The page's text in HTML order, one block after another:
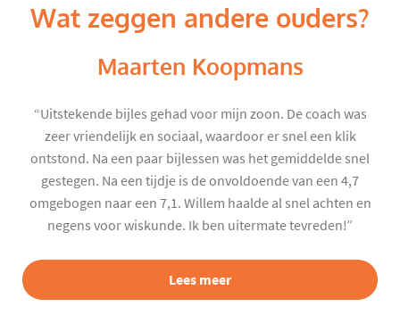
Wat zeggen andere ouders?
Maarten Koopmans
“Uitstekende bijles gehad voor mijn zoon. De coach was
zeer vriendelijk en sociaal, waardoor er snel een klik
ontstond. Na een paar bijlessen was het gemiddelde snel
gestegen. Na een tijdje is de onvoldoende van een 4,7
omgebogen naar een 7,1. Willem haalde al snel achten en
negens voor wiskunde. Ik ben uitermate tevreden!”
Lees meer